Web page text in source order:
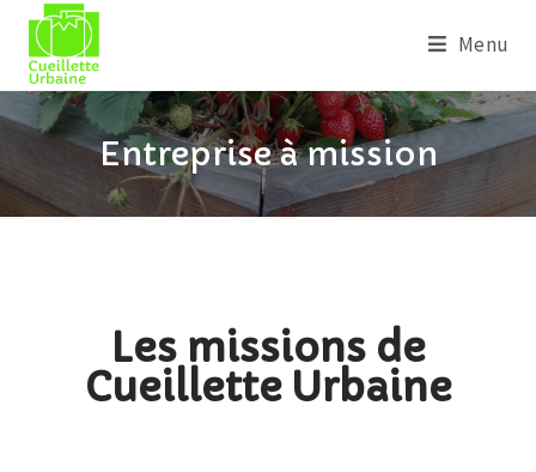
Menu
Entreprise à mission
Les missions de
Cueillette Urbaine